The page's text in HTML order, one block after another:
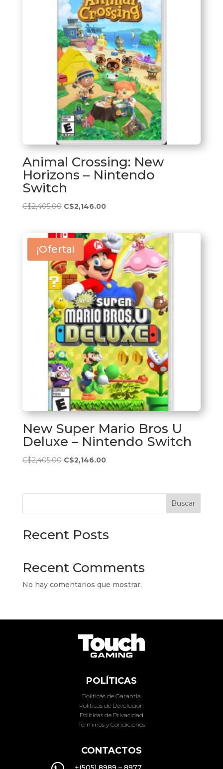
Animal Crossing: New
Horizons – Nintendo
Switch
C$2,405.00 El
era:
C$2,405.00.
C$2,146.00El
es:
C$2,146.00.
¡Oferta!
New Super Mario Bros U
Deluxe – Nintendo Switch
C$2,405.00 El
era:
C$2,146.00El
es:
Buscar
Recent Posts
Recent Comments
No hay comentarios que mostrar.
POLÍTICAS
Politicas de Garantia
Políticas de Devolución
Políticas de Privacidad
Términos y Condiciones
CONTACTOS